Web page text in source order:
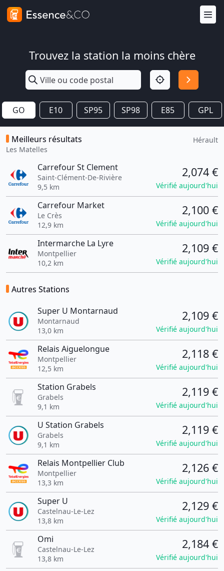
Trouvez la station la moins chère
GO E10 SP95 SP98 E85 GPL
Meilleurs résultats
Les Matelles
Hérault
Carrefour St Clement
Saint-Clément-De-Rivière
9,5 km
2,074 €
Vérifié aujourd'hui
Carrefour Market
Le Crès
12,9 km
2,100 €
Vérifié aujourd'hui
Intermarche La Lyre
Montpellier
10,2 km
2,109 €
Vérifié aujourd'hui
Autres Stations
Super U Montarnaud
Montarnaud
13,0 km
2,109 €
Vérifié aujourd'hui
Relais Aiguelongue
Montpellier
12,5 km
2,118 €
Vérifié aujourd'hui
Station Grabels
Grabels
9,1 km
2,119 €
Vérifié aujourd'hui
U Station Grabels
Grabels
9,1 km
2,119 €
Vérifié aujourd'hui
Relais Montpellier Club
Montpellier
13,3 km
2,126 €
Vérifié aujourd'hui
Super U
Castelnau-Le-Lez
13,8 km
2,129 €
Vérifié aujourd'hui
Omi
Castelnau-Le-Lez
13,8 km
2,184 €
Vérifié aujourd'hui